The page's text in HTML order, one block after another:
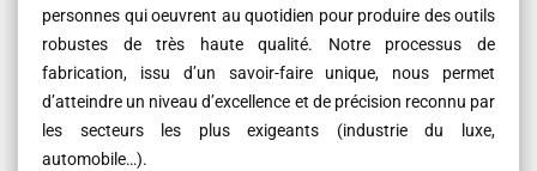
personnes qui oeuvrent au quotidien pour produire des outils
robustes de très haute qualité. Notre processus de
fabrication, issu d’un savoir-faire unique, nous permet
d’atteindre un niveau d’excellence et de précision reconnu par
les secteurs les plus exigeants (industrie du luxe,
automobile…).